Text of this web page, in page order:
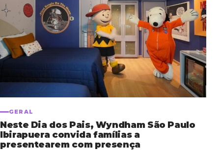
GERAL
Neste Dia dos Pais, Wyndham São Paulo
Ibirapuera convida famílias a
presentearem com presença